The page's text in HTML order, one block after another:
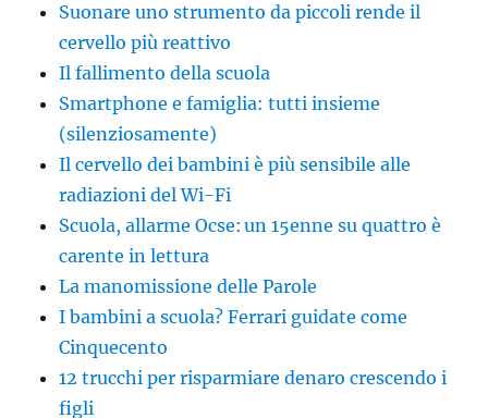
Suonare uno strumento da piccoli rende il
cervello più reattivo
Il fallimento della scuola
Smartphone e famiglia: tutti insieme
(silenziosamente)
Il cervello dei bambini è più sensibile alle
radiazioni del Wi-Fi
Scuola, allarme Ocse: un 15enne su quattro è
carente in lettura
La manomissione delle Parole
I bambini a scuola? Ferrari guidate come
Cinquecento
12 trucchi per risparmiare denaro crescendo i
figli